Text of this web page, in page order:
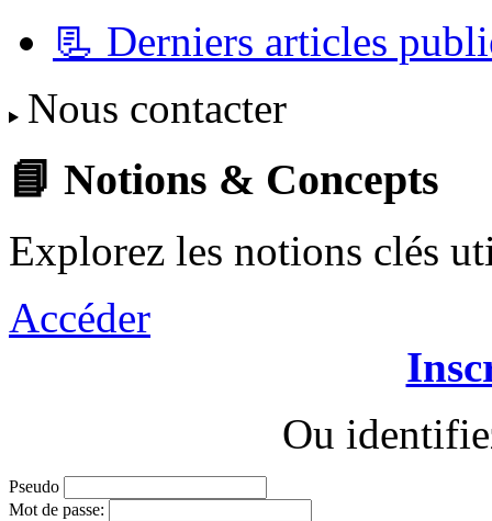
📃 Derniers articles
Nous contacter
📘 Notions & Concepts
Explorez les notions clés
Accéder
Ou
Pseudo
Mot de passe: